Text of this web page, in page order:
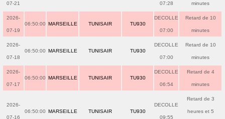
07-21 07:28 minutes
2026-
07-19
06:50:00 MARSEILLE TUNISAIR TU930
DECOLLE
07:00
Retard de 10
minutes
2026-
07-18
06:50:00 MARSEILLE TUNISAIR TU930
DECOLLE
07:00
Retard de 10
minutes
2026-
07-17
06:50:00 MARSEILLE TUNISAIR TU930
DECOLLE
06:54
Retard de 4
minutes
2026-
07-16
06:50:00 MARSEILLE TUNISAIR TU930
DECOLLE
09:55
Retard de 3
heures et 5